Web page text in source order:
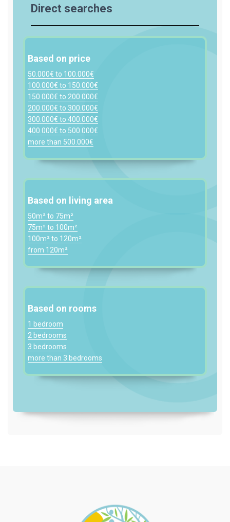
Direct searches
Based on price
50.000€ to 100.000€
100.000€ to 150.000€
150.000€ to 200.000€
200.000€ to 300.000€
300.000€ to 400.000€
400.000€ to 500.000€
more than 500.000€
Based on living area
50m² to 75m²
75m² to 100m²
100m² to 120m²
from 120m²
Based on rooms
1 bedroom
2 bedrooms
3 bedrooms
more than 3 bedrooms